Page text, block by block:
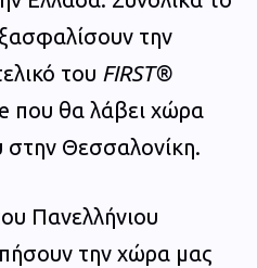
την
του FIRST®
που θα λάβει χώρα
στην Θεσσαλονίκη.
Πανελλήνιου
την χώρα μας